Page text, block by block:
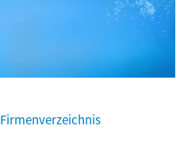
Firmenverzeichnis